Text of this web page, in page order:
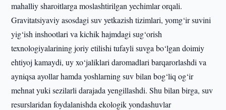
mahalliy sharoitlarga moslashtirilgan yechimlar orqali.
Gravitatsiyaviy asosdagi suv yetkazish tizimlari, yomg‘ir suvini
yig‘ish inshootlari va kichik hajmdagi sug‘orish
texnologiyalarining joriy etilishi tufayli suvga bo‘lgan doimiy
ehtiyoj kamaydi, uy xo‘jaliklari daromadlari barqarorlashdi va
ayniqsa ayollar hamda yoshlarning suv bilan bog‘liq og‘ir
mehnat yuki sezilarli darajada yengillashdi. Shu bilan birga, suv
resurslaridan foydalanishda ekologik yondashuvlar